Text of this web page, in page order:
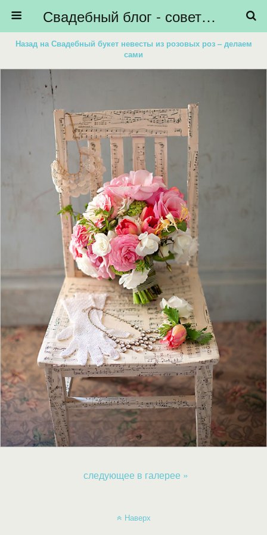
Свадебный блог - советы невестам, подготовка к свадьбе - HiBride
Назад на Свадебный букет невесты из розовых роз – делаем
сами
следующее в галерее »
Наверх